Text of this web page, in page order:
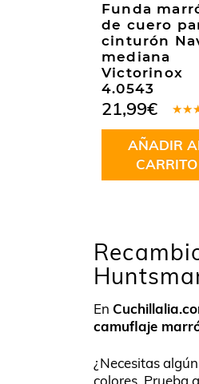
Funda
de cuero
cinturón
mediana
Victorinox
4.0543
en
de 5
21,99€
AÑADIR
CARRITO
En
camuflaje
¿Necesitas